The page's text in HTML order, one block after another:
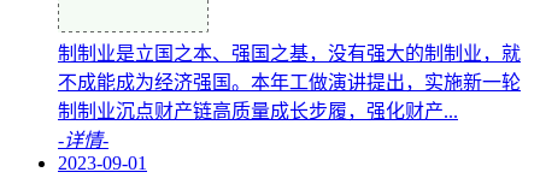
制制业是立国之本、强国之基，没有强大的制制业，就
不成能成为经济强国。本年工做演讲提出，实施新一轮
制制业沉点财产链高质量成长步履，强化财产...
-详情-
2023-09-01